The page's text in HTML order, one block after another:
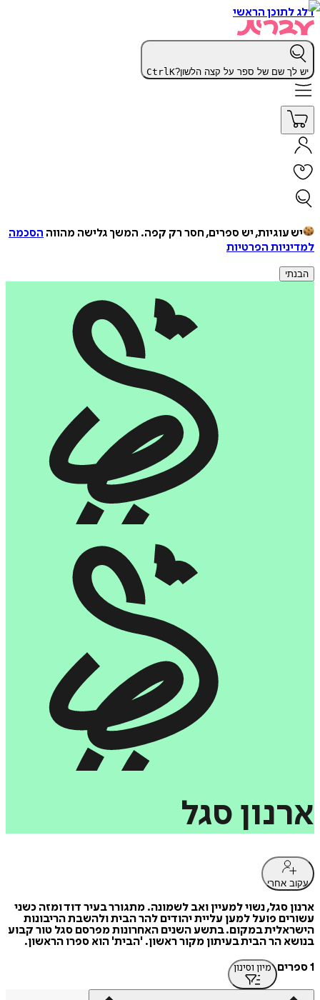
דלג לתוכן הראשי
יש לך שם של ספר על קצה הלשון? CtrlK
יש עוגיות, יש ספרים, חסר רק קפה. המשך גלישה מהווה הסכמה
למדיניות הפרטיות
הבנתי
ארנון סגל
עקוב אחרי
ארנון סגל, נשוי למעיין ואב לשמונה. מתגורר בעיר דוד ומזה כשני
עשורים פועל למען עליית יהודים להר הבית ולהשבת הריבונות
הישראלית במקום. בתשע השנים האחרונות מפרסם סגל טור קבוע
בנושא הר הבית בעיתון מקור ראשון. 'הבית' הוא ספרו הראשון.
1 ספרים
מיון וסינון